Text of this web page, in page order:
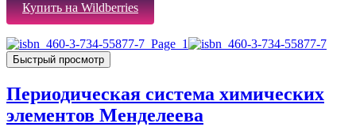
Купить на Wildberries
Быстрый просмотр
Периодическая система химических
элементов Менделеева